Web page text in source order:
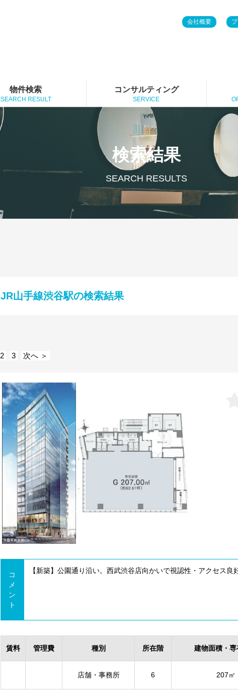
会社概要
物件検索
SEARCH RESULT
コンサルティング
SERVICE
検索結果
SEARCH RESULTS
JR山手線渋谷駅の検索結果
2 3 次へ ＞
コ
メ
ン
ト
【新築】公園通り沿い。西武渋谷店向かいで視認性・アクセス
賃料 管理費 種別 所在階 建物面積・
店舗・事務所 6 207㎡